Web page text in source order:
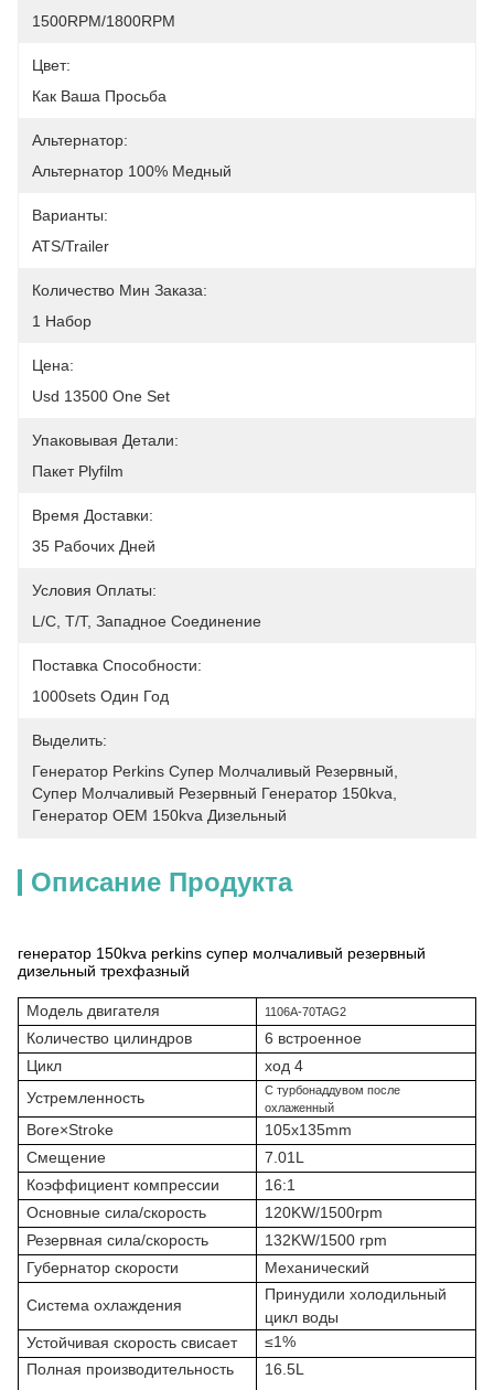
1500RPM/1800RPM
Цвет:
Как Ваша Просьба
Альтернатор:
Альтернатор 100% Медный
Варианты:
ATS/trailer
Количество Мин Заказа:
1 Набор
Цена:
Usd 13500 One Set
Упаковывая Детали:
Пакет Plyfilm
Время Доставки:
35 Рабочих Дней
Условия Оплаты:
L/C, T/T, Западное Соединение
Поставка Способности:
1000sets Один Год
Выделить:
Генератор Perkins Супер Молчаливый Резервный
Супер Молчаливый Резервный Генератор 150kva
Генератор OEM 150kva Дизельный
Описание Продукта
генератор 150kva perkins супер молчаливый резервный
дизельный трехфазный
Модель двигателя 1106A-70TAG2
Количество цилиндров
6 встроенное
Цикл
ход 4
Устремленность
С турбонаддувом после
охлаженный
Bore×Stroke
105x135mm
Смещение
7.01L
Коэффициент компрессии
16:1
Основные сила/скорость
120KW/1500rpm
Резервная сила/скорость
132KW/1500 rpm
Губернатор скорости
Механический
Система охлаждения
Принудили холодильный
цикл воды
Устойчивая скорость свисает
≤1%
Полная производительность
16.5L